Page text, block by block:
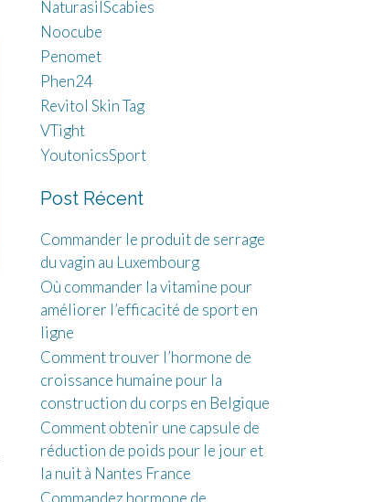
NaturasilScabies
Noocube
Penomet
Phen24
Revitol Skin Tag
VTight
YoutonicsSport
Post Récent
Commander le produit de serrage
du vagin au Luxembourg
Où commander la vitamine pour
améliorer l’efficacité de sport en
ligne
Comment trouver l’hormone de
croissance humaine pour la
construction du corps en Belgique
Comment obtenir une capsule de
réduction de poids pour le jour et
la nuit à Nantes France
Commandez hormone de